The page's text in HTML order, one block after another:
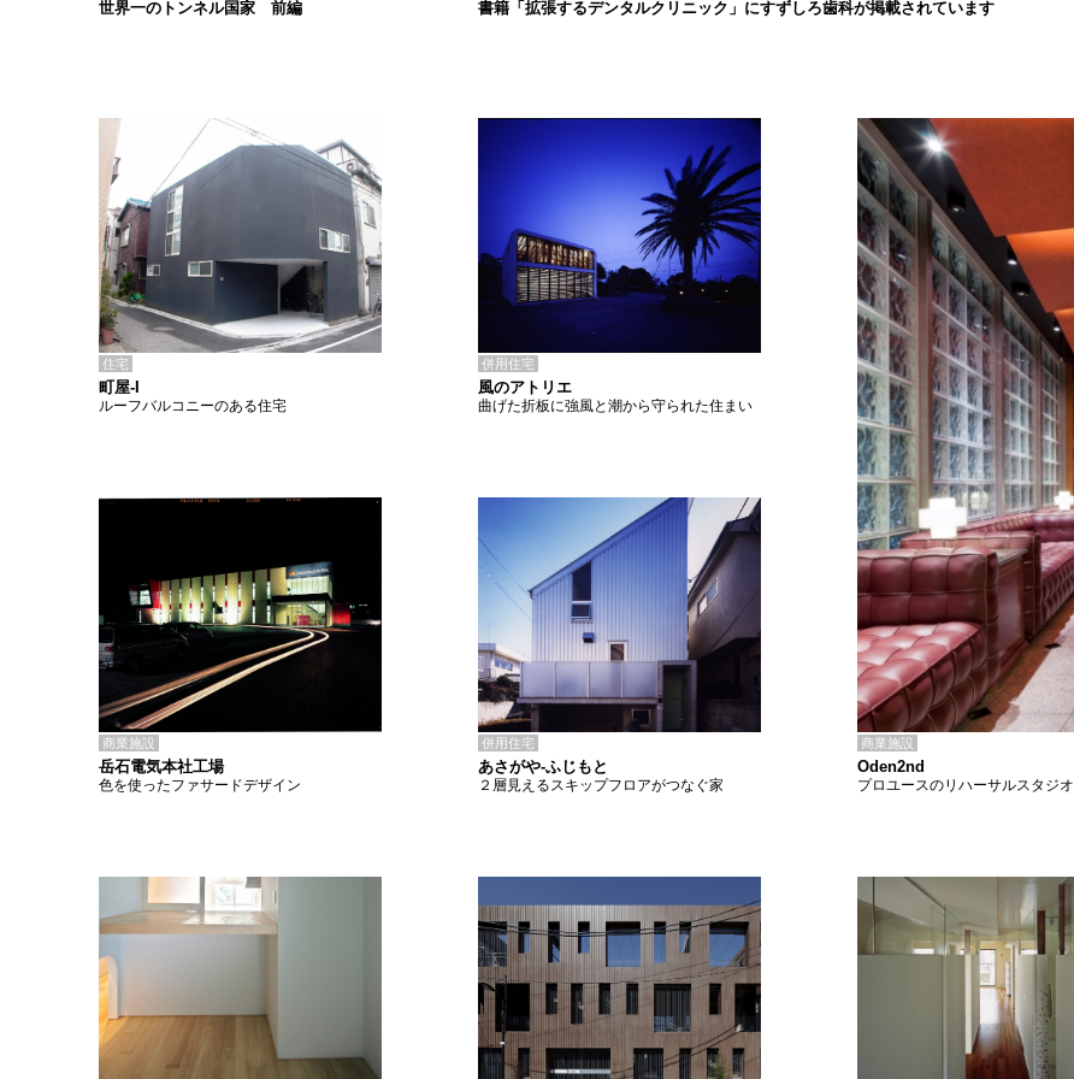
書籍「拡張するデンタルクリニック」にすずしろ歯科が掲載されています
世界一のトンネル国家 前編
住宅
町屋-I
ルーフバルコニーのある住宅
併用住宅
風のアトリエ
曲げた折板に強風と潮から守られた住まい
商業施設
岳石電気本社工場
色を使ったファサードデザイン
併用住宅
あさがや-ふじもと
２層見えるスキップフロアがつなぐ家
商業施設
Oden2nd
プロユースのリハーサルスタジオ